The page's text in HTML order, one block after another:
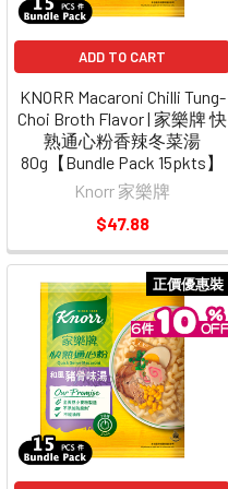
ADD TO CART
KNORR Macaroni Chilli Tung-
Choi Broth Flavor | 家樂牌 快
熟通心粉香辣冬菜湯
80g【Bundle Pack 15pkts】
Knorr 家樂牌
$47.88
正價優惠裝